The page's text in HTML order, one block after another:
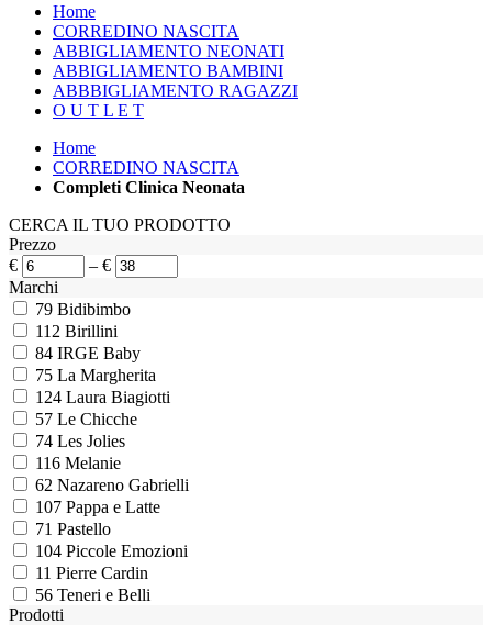
Home
CORREDINO NASCITA
ABBIGLIAMENTO NEONATI
ABBIGLIAMENTO BAMBINI
ABBBIGLIAMENTO RAGAZZI
O U T L E T
Home
CORREDINO NASCITA
Completi Clinica Neonata
CERCA IL TUO PRODOTTO
Prezzo
€
– €
Marchi
79 Bidibimbo
112 Birillini
84 IRGE Baby
75 La Margherita
124 Laura Biagiotti
57 Le Chicche
74 Les Jolies
116 Melanie
62 Nazareno Gabrielli
107 Pappa e Latte
71 Pastello
104 Piccole Emozioni
11 Pierre Cardin
56 Teneri e Belli
Prodotti